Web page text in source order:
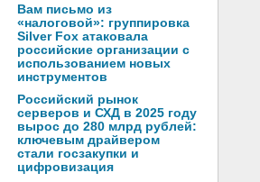
Вам письмо из
«налоговой»: группировка
Silver Fox атаковала
российские организации с
использованием новых
инструментов
Российский рынок
серверов и СХД в 2025 году
вырос до 280 млрд рублей:
ключевым драйвером
стали госзакупки и
цифровизация